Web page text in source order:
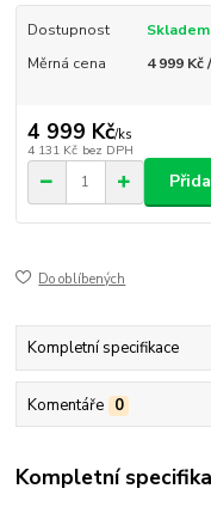
Dostupnost
Skladem
Měrná cena
4 999 Kč
4 999 Kč/ks
4 131 Kč bez DPH
Do oblíbených
Kompletní specifikace
Komentáře 0
Kompletní